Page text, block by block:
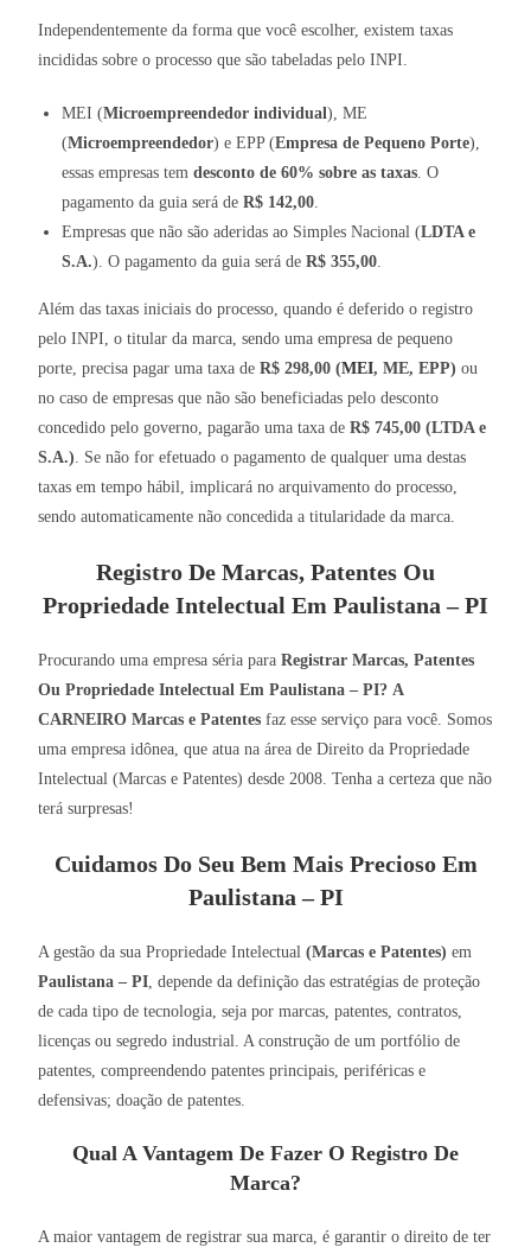
Independentemente da forma que você escolher, existem taxas
incididas sobre o processo que são tabeladas pelo INPI.
MEI (Microempreendedor individual), ME
(Microempreendedor) e EPP (Empresa de Pequeno Porte),
essas empresas temdesconto de 60% sobre as taxas . O
pagamento da guia será deR$ 142,00
Empresas que não são aderidas ao Simples Nacional (LDTA e
S.A.). O pagamento da guia será deR$ 355,00
Além das taxas iniciais do processo, quando é deferido o registro
pelo INPI, o titular da marca, sendo uma empresa de pequeno
porte, precisa pagar uma taxa deR$ 298,00 (MEI, ME, EPP) ou
no caso de empresas que não são beneficiadas pelo desconto
concedido pelo governo, pagarão uma taxa deR$ 745,00 (LTDA e
S.A.) . Se não for efetuado o pagamento de qualquer uma destas
taxas em tempo hábil, implicará no arquivamento do processo,
sendo automaticamente não concedida a titularidade da marca.
Registro De Marcas, Patentes Ou
Propriedade Intelectual Em Paulistana – PI
Procurando uma empresa séria paraRegistrar Marcas, Patentes
Ou Propriedade Intelectual Em Paulistana – PI? A
CARNEIRO Marcas e Patentes faz esse serviço para você. Somos
uma empresa idônea, que atua na área de Direito da Propriedade
Intelectual (Marcas e Patentes) desde 2008. Tenha a certeza que não
terá surpresas!
Cuidamos Do Seu Bem Mais Precioso Em
Paulistana – PI
A gestão da sua Propriedade Intelectual(Marcas e Patentes) em
Paulistana – PI , depende da definição das estratégias de proteção
de cada tipo de tecnologia, seja por marcas, patentes, contratos,
licenças ou segredo industrial. A construção de um portfólio de
patentes, compreendendo patentes principais, periféricas e
defensivas; doação de patentes.
Qual A Vantagem De Fazer O Registro De
Marca?
A maior vantagem de registrar sua marca, é garantir o direito de ter